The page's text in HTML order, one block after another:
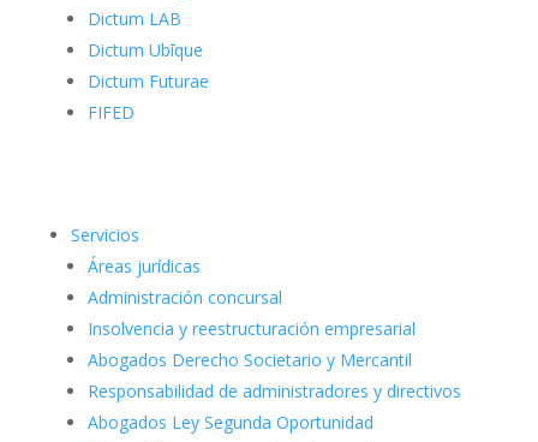
Dictum LAB
Dictum Ubīque
Dictum Futurae
FIFED
Servicios
Áreas jurídicas
Administración concursal
Insolvencia y reestructuración empresarial
Abogados Derecho Societario y Mercantil
Responsabilidad de administradores y directivos
Abogados Ley Segunda Oportunidad